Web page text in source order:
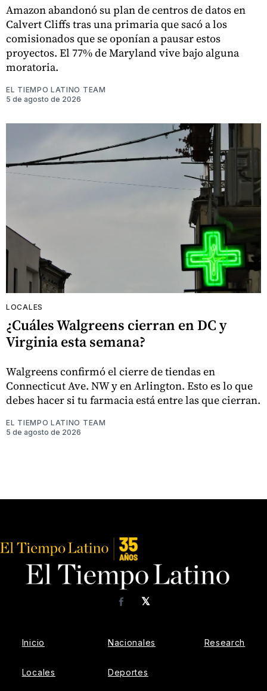
Amazon abandonó su plan de centros de datos en
Calvert Cliffs tras una primaria que sacó a los
comisionados que se oponían a pausar estos
proyectos. El 77% de Maryland vive bajo alguna
moratoria.
EL TIEMPO LATINO TEAM
5 de agosto de 2026
LOCALES
¿Cuáles Walgreens cierran en DC y
Virginia esta semana?
Walgreens confirmó el cierre de tiendas en
Connecticut Ave. NW y en Arlington. Esto es lo que
debes hacer si tu farmacia está entre las que cierran.
EL TIEMPO LATINO TEAM
5 de agosto de 2026
𝕏
Facebook
Inicio
Locales
Nacionales
Deportes
Research